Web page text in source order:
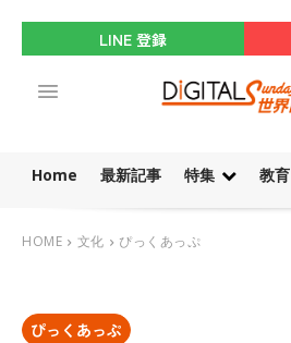
LINE 登録
Home 最新記事 特集 教育
HOME 文化 ぴっくあっぷ
ぴっくあっぷ